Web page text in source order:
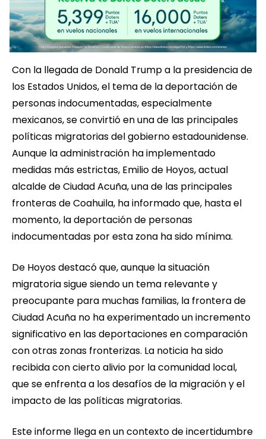
Con la llegada de Donald Trump a la presidencia de
los Estados Unidos, el tema de la deportación de
personas indocumentadas, especialmente
mexicanos, se convirtió en una de las principales
políticas migratorias del gobierno estadounidense.
Aunque la administración ha implementado
medidas más estrictas, Emilio de Hoyos, actual
alcalde de Ciudad Acuña, una de las principales
fronteras de Coahuila, ha informado que, hasta el
momento, la deportación de personas
indocumentadas por esta zona ha sido mínima.
De Hoyos destacó que, aunque la situación
migratoria sigue siendo un tema relevante y
preocupante para muchas familias, la frontera de
Ciudad Acuña no ha experimentado un incremento
significativo en las deportaciones en comparación
con otras zonas fronterizas. La noticia ha sido
recibida con cierto alivio por la comunidad local,
que se enfrenta a los desafíos de la migración y el
impacto de las políticas migratorias.
Este informe llega en un contexto de incertidumbre